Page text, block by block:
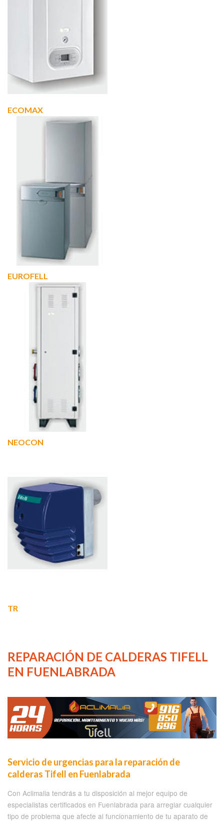
ECOMAX
EUROFELL
NEOCON
TR
REPARACIÓN DE CALDERAS TIFELL
EN FUENLABRADA
Servicio de urgencias para la reparación de
calderas Tifell en Fuenlabrada
Con Aclimalia tendrás a tu disposición al mejor equipo de
especialistas certificados en Fuenlabrada para arreglar cualquier
tipo de problema que afecte al funcionamiento de tu aparato de